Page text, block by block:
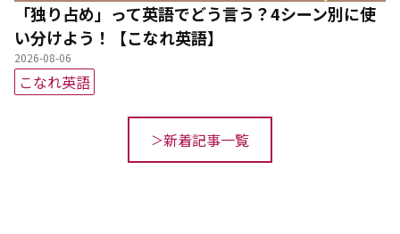
「独り占め」って英語でどう言う？4シーン別に使
い分けよう！【こなれ英語】
2026-08-06
こなれ英語
新着記事一覧